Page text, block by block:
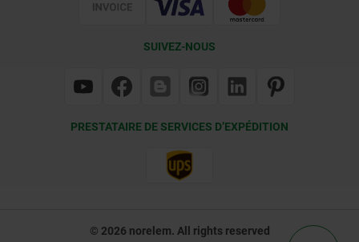
SUIVEZ-NOUS
PRESTATAIRE DE SERVICES D’EXPÉDITION
© 2026 norelem. All rights reserved